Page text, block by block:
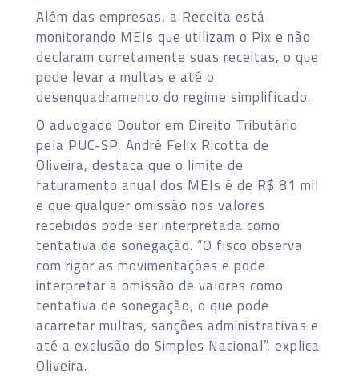
Além das empresas, a Receita está
monitorando MEIs que utilizam o Pix e não
declaram corretamente suas receitas, o que
pode levar a multas e até o
desenquadramento do regime simplificado.
O advogado Doutor em Direito Tributário
pela PUC-SP, André Felix Ricotta de
Oliveira, destaca que o limite de
faturamento anual dos MEIs é de R$ 81 mil
e que qualquer omissão nos valores
recebidos pode ser interpretada como
tentativa de sonegação. “O fisco observa
com rigor as movimentações e pode
interpretar a omissão de valores como
tentativa de sonegação, o que pode
acarretar multas, sanções administrativas e
até a exclusão do Simples Nacional”, explica
Oliveira.